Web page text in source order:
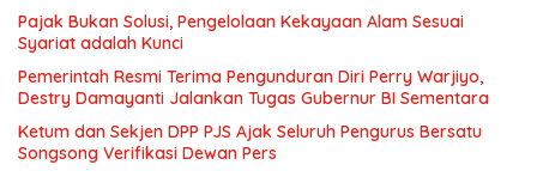
Pajak Bukan Solusi, Pengelolaan Kekayaan Alam Sesuai
Syariat adalah Kunci
Pemerintah Resmi Terima Pengunduran Diri Perry Warjiyo,
Destry Damayanti Jalankan Tugas Gubernur BI Sementara
Ketum dan Sekjen DPP PJS Ajak Seluruh Pengurus Bersatu
Songsong Verifikasi Dewan Pers